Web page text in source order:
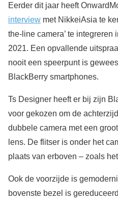
Eerder dit jaar heeft
interview met NikkeiAsia te
the-line camera’ te
2021. Een opvallende
nooit een speerpunt is
BlackBerry smartphones.
Ts Designer heeft er bij zijn
voor gekozen om de
dubbele camera met een
lens. De flitser is onder het
plaats van erboven – zoals
Ook de voorzijde is
bovenste bezel is